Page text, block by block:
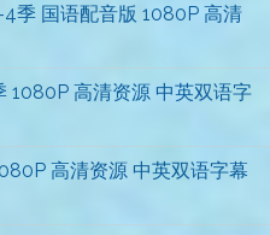
季 国语配音版 1080P 高清
1080P 高清资源 中英双语字
高清资源 中英双语字幕